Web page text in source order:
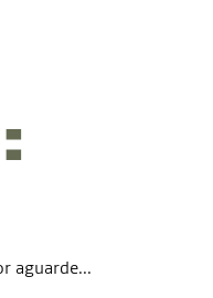
aguarde...